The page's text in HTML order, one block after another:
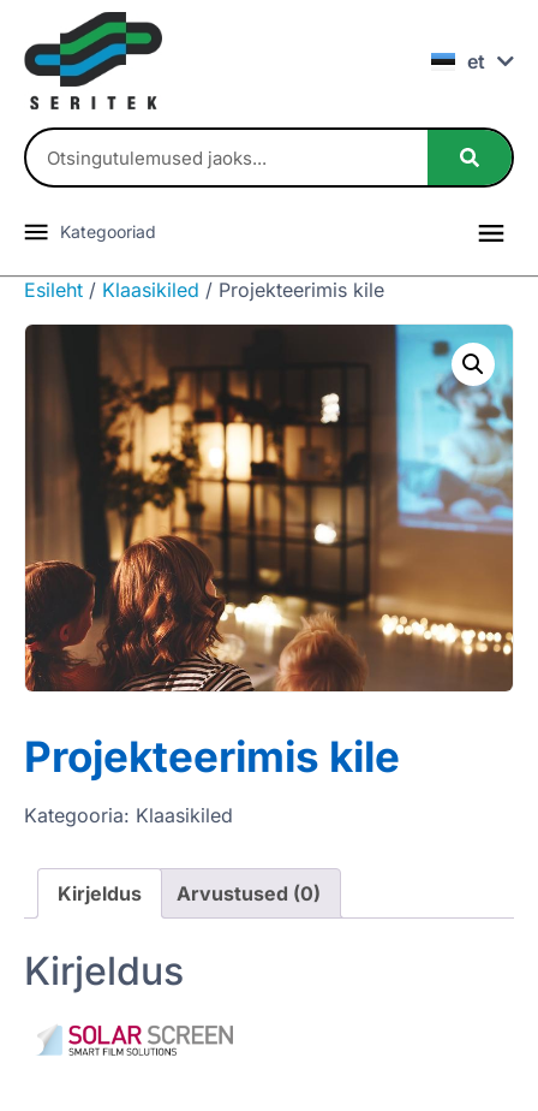
et
en
Kategooriad
Esileht / Klaasikiled / Projekteerimis kile
Projekteerimis kile
Kategooria: Klaasikiled
Kirjeldus Arvustused (0)
Kirjeldus